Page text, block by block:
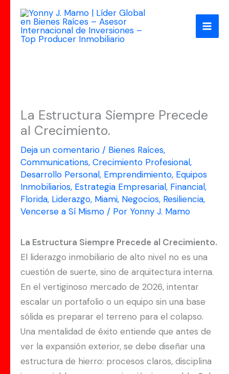
contenido
La Estructura Siempre Precede
al Crecimiento.
Deja un comentario / Bienes Raíces,
Communications, Crecimiento Profesional,
Desarrollo Personal, Emprendimiento, Equipos
Inmobiliarios, Estrategia Empresarial, Financial,
Florida, Liderazgo, Miami, Negocios, Resiliencia,
Vencerse a Sí Mismo / Por Yonny J. Mamo
La Estructura Siempre Precede al Crecimiento.
El liderazgo inmobiliario de alto nivel no es una
cuestión de suerte, sino de arquitectura interna.
En el vertiginoso mercado de 2026, intentar
escalar un portafolio o un equipo sin una base
sólida es preparar el terreno para el colapso.
Una mentalidad de éxito entiende que antes de
ver la expansión exterior, se debe diseñar una
estructura de hierro: procesos claros, disciplina